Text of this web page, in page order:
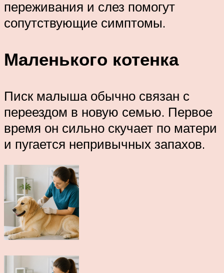
переживания и слез помогут
сопутствующие симптомы.
Маленького котенка
Писк малыша обычно связан с
переездом в новую семью. Первое
время он сильно скучает по матери
и пугается непривычных запахов.